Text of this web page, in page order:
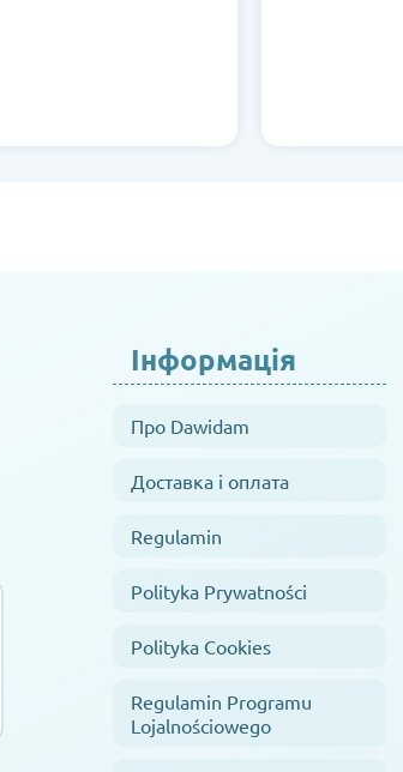
Інформація
Про Dawidam
Доставка і оплата
Regulamin
Polityka Prywatności
Polityka Cookies
Regulamin Programu
Lojalnościowego